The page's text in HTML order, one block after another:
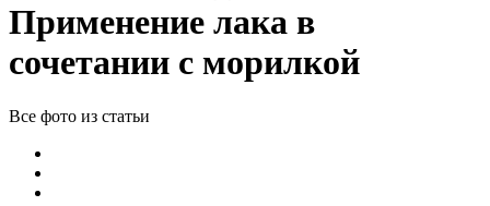
Применение лака в
сочетании с морилкой
Все фото из статьи